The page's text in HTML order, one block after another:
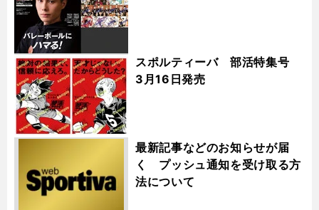
スポルティーバ 部活特集号
3月16日発売
最新記事などのお知らせが届
く プッシュ通知を受け取る方
法について